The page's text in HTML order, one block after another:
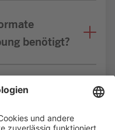
benötigt?